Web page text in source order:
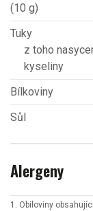
(10 g)
Tuky
z toho
kyseliny
Bílkoviny
Sůl
Alergeny
1. Obiloviny